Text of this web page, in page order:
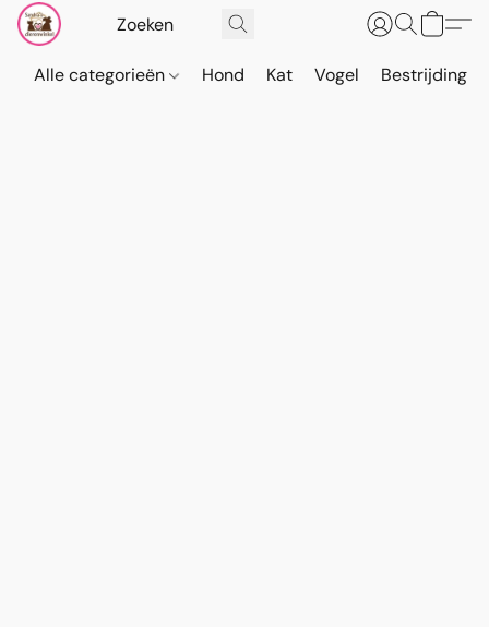
Alle categorieën Hond Kat Vogel Bestrijding